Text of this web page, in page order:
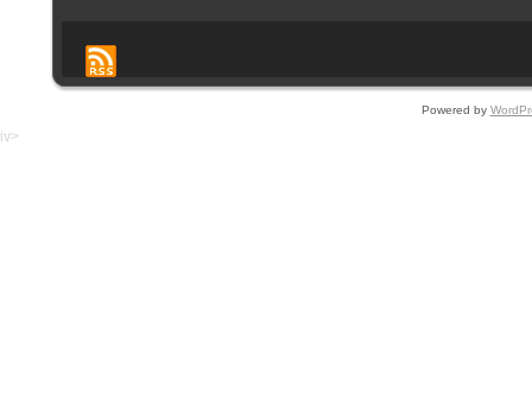
Powered by
iv>